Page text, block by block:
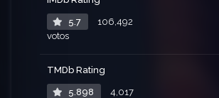
5.7
106,492
votos
TMDb Rating
5.898
4,017